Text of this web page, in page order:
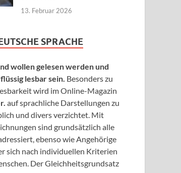
13. Februar 2026
SPRACHE
wollen gelesen werden und
lesbar sein. Besonders zu
wird im Online-Magazin
auf sprachliche Darstellungen zu
und divers verzichtet. Mit
sind grundsätzlich alle
ebenso wie Angehörige
sich nach individuellen Kriterien
Der Gleichheitsgrundsatz